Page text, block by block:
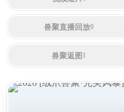
兽聚直播回放0
兽聚返图1